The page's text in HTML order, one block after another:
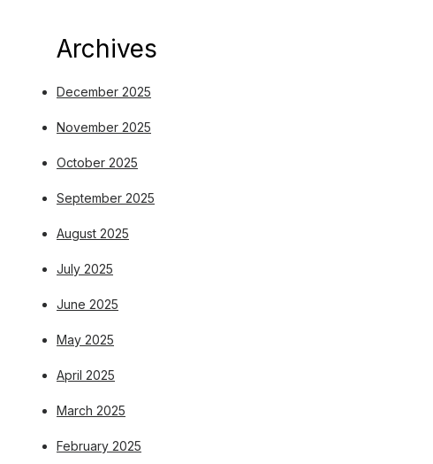
Archives
December 2025
November 2025
October 2025
September 2025
August 2025
July 2025
June 2025
May 2025
April 2025
March 2025
February 2025